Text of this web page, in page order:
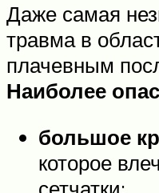
Даже самая
травма в
плачевным
Наиболее
большое
которое